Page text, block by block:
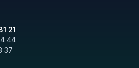
21
44
37